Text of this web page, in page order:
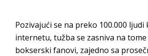
Pozivajući se na preko 100.000 ljudi
internetu, tužba se zasniva na tome
bokserski fanovi, zajedno sa